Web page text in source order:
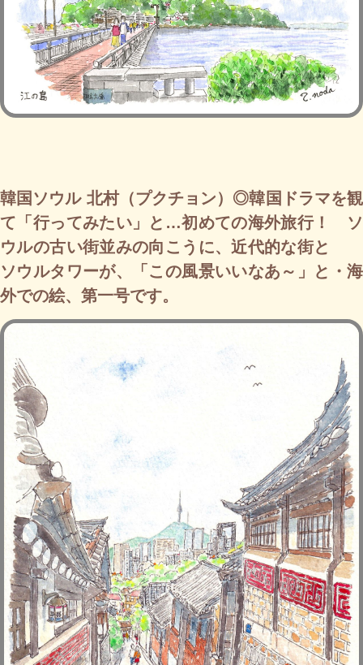
韓国ソウル 北村（プクチョン）◎韓国ドラマを観
て「行ってみたい」と…初めての海外旅行！ ソ
ウルの古い街並みの向こうに、近代的な街と
ソウルタワーが、「この風景いいなあ～」と・海
外での絵、第一号です。